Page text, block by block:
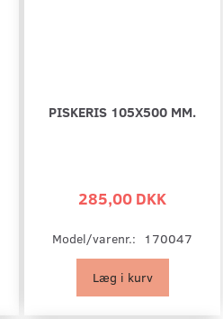
PISKERIS 105X500 MM.
285,00 DKK
Model/varenr.: 170047
Læg i kurv